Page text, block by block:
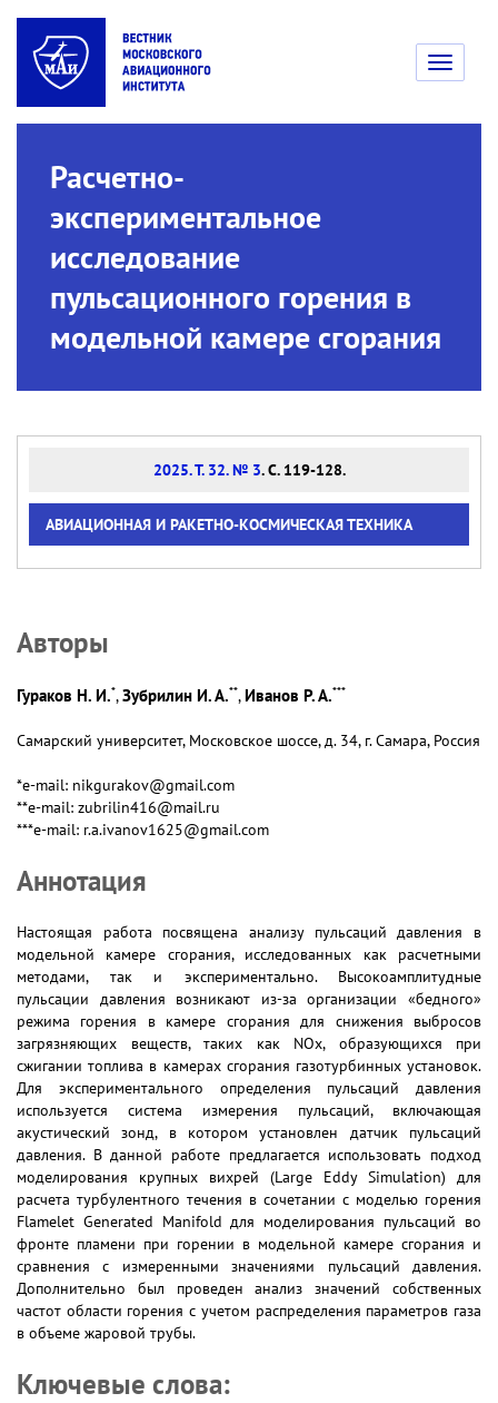
Toggle
Расчетно-
экспериментальное
исследование
пульсационного горения в
модельной камере сгорания
2025. Т. 32. № 3. С. 119-128.
АВИАЦИОННАЯ И РАКЕТНО-КОСМИЧЕСКАЯ ТЕХНИКА
Авторы
Гураков Н. И.*,Зубрилин И. А.**,Иванов Р. А.***
Самарский университет, Московское шоссе, д. 34, г. Самара, Россия
*e-mail: nikgurakov@gmail.com
**e-mail: zubrilin416@mail.ru
***e-mail: r.a.ivanov1625@gmail.com
Аннотация
Настоящая работа посвящена анализу пульсаций давления в
модельной камере сгорания, исследованных как расчетными
методами, так и экспериментально. Высокоамплитудные
пульсации давления возникают из-за организации «бедного»
режима горения в камере сгорания для снижения выбросов
загрязняющих веществ, таких как NOx, образующихся при
сжигании топлива в камерах сгорания газотурбинных установок.
Для экспериментального определения пульсаций давления
используется система измерения пульсаций, включающая
акустический зонд, в котором установлен датчик пульсаций
давления. В данной работе предлагается использовать подход
моделирования крупных вихрей (Large Eddy Simulation) для
расчета турбулентного течения в сочетании с моделью горения
Flamelet Generated Manifold для моделирования пульсаций во
фронте пламени при горении в модельной камере сгорания и
сравнения с измеренными значениями пульсаций давления.
Дополнительно был проведен анализ значений собственных
частот области горения с учетом распределения параметров газа
в объеме жаровой трубы.
Ключевые слова: